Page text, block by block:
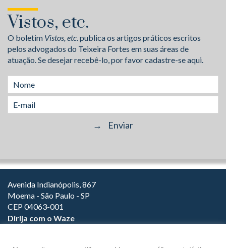
Vistos, etc.
O boletim Vistos, etc.publica os artigos práticos escritos
pelos advogados do Teixeira Fortes em suas áreas de
atuação. Se desejar recebê-lo, por favor cadastre-se aqui.
Avenida Indianópolis, 867
Moema - São Paulo - SP
CEP 04063-001
Dirija com o Waze
(11) 3147-1800